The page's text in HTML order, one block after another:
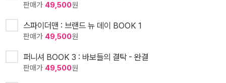
판매가 49,500원
스파이더맨 : 브랜드 뉴 데이 BOOK 1
판매가 49,500원
퍼니셔 BOOK 3 : 바보들의 결탁 - 완결
판매가 49,500원